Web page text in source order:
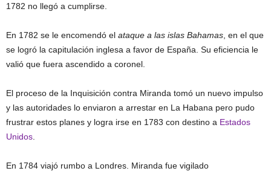
1782 no llegó a cumplirse.
En 1782 se le encomendó el ataque a las islas Bahamas , en el que
se logró la capitulación inglesa a favor de España. Su eficiencia le
valió que fuera ascendido a coronel.
El proceso de la Inquisición contra Miranda tomó un nuevo impulso
y las autoridades lo enviaron a arrestar en La Habana pero pudo
frustrar estos planes y logra irse en 1783 con destino a Estados
Unidos
En 1784 viajó rumbo a Londres. Miranda fue vigilado